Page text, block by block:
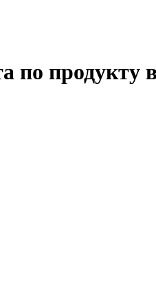
по